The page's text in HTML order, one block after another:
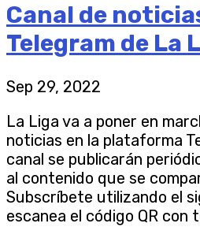
Canal de
Telegram de La
Sep 29, 2022
La Liga va a poner en
noticias en la plataforma
canal se publicarán
al contenido que se
Subscríbete utilizando el
escanea el código QR con